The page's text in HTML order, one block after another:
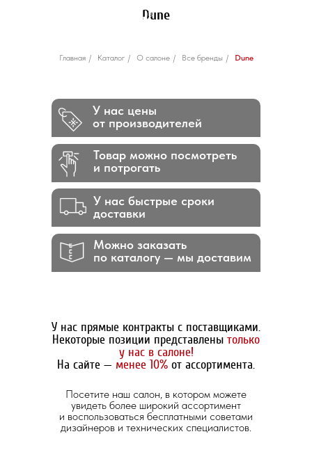
Dune
Главная / Каталог / О салоне / Все бренды / Dune
Можно заказать
по каталогу — мы доставим
У нас быстрые сроки
доставки
Товар можно посмотреть
и потрогать
У нас цены
от производителей
У нас прямые контракты с поставщиками.
Некоторые позиции представлены только
у нас в салоне!
На сайте — менее 10% от ассортимента.
Посетите наш салон, в котором можете
увидеть более широкий ассортимент
и воспользоваться бесплатными советами
дизайнеров и технических специалистов.